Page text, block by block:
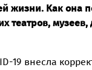
жизни. Как она
театров,
19 внесла